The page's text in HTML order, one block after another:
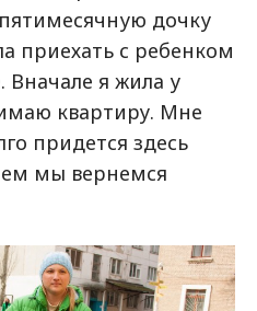
дочку
приехать с ребенком
Вначале я жила у
квартиру. Мне
придется здесь
мы вернемся